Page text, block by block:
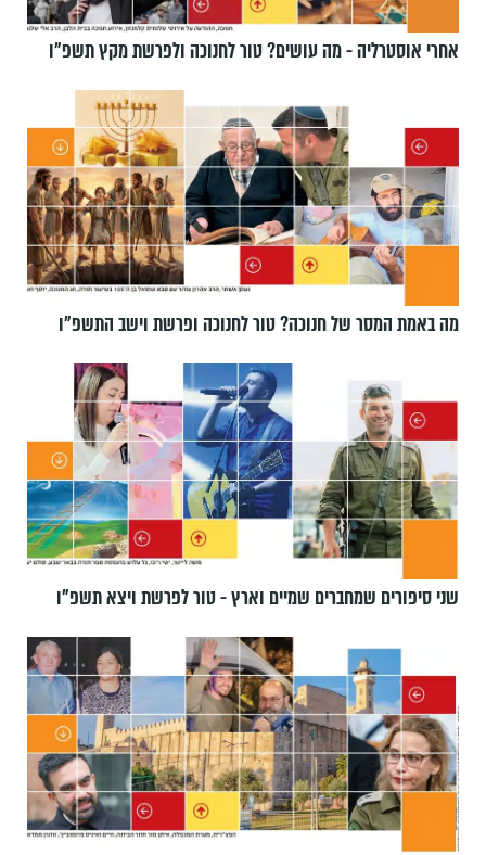
אחרי אוסטרליה - מה עושים? טור לחנוכה ולפרשת מקץ תשפ״ו
מה באמת המסר של חנוכה? טור לחנוכה ופרשת וישב התשפ״ו
שני סיפורים שמחברים שמיים וארץ - טור לפרשת ויצא תשפ"ו